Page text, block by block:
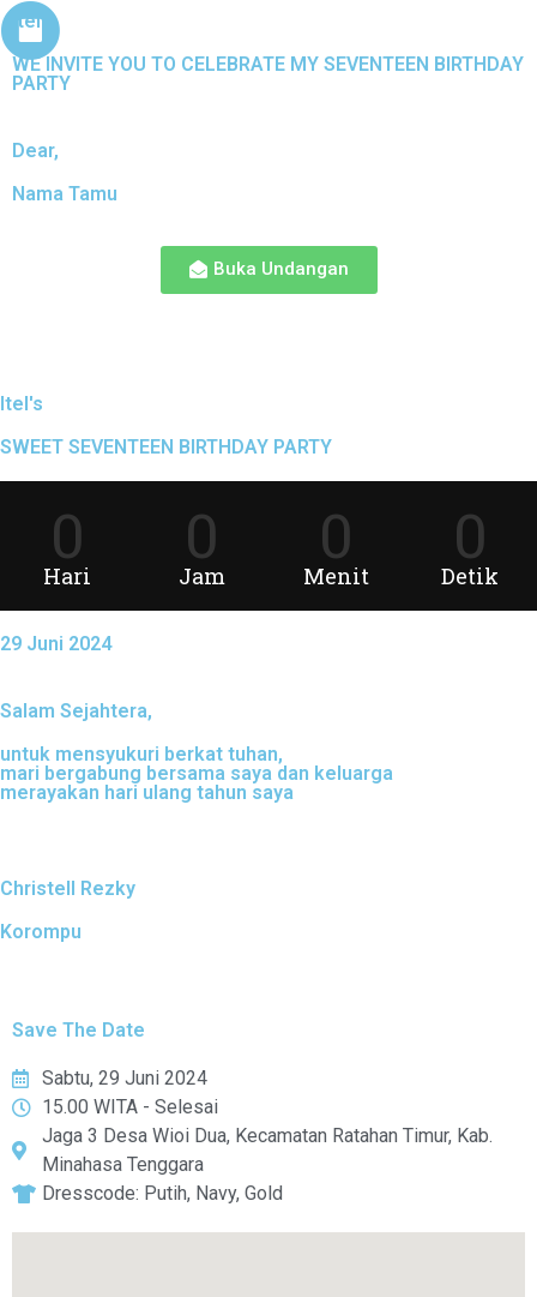
Itel
WE INVITE YOU TO CELEBRATE MY SEVENTEEN BIRTHDAY
PARTY
Dear,
Nama Tamu
Buka Undangan
Itel's
SWEET SEVENTEEN BIRTHDAY PARTY
0
Hari
0
Jam
0
Menit
0
Detik
29 Juni 2024
Salam Sejahtera,
untuk mensyukuri berkat tuhan,
mari bergabung bersama saya dan keluarga
merayakan hari ulang tahun saya
Christell Rezky
Korompu
Save The Date
Sabtu, 29 Juni 2024
15.00 WITA - Selesai
Jaga 3 Desa Wioi Dua, Kecamatan Ratahan Timur, Kab.
Minahasa Tenggara
Dresscode: Putih, Navy, Gold